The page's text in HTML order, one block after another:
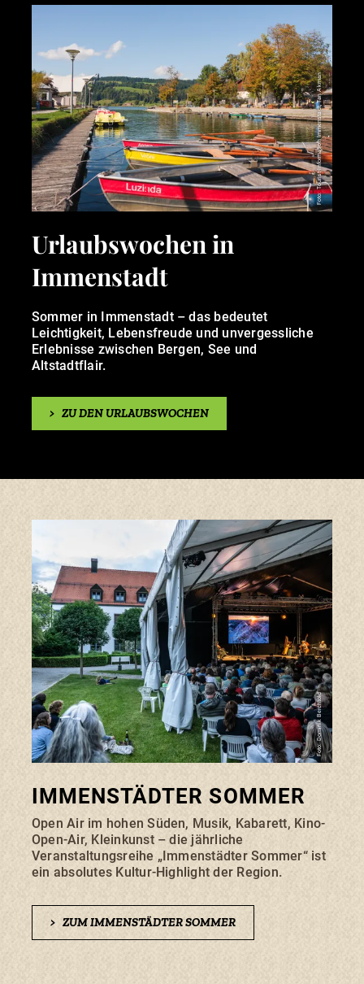
Foto: Tourist-Information Immenstadt, Tan Akman
Urlaubswochen in
Immenstadt
Sommer in Immenstadt – das bedeutet
Leichtigkeit, Lebensfreude und unvergessliche
Erlebnisse zwischen Bergen, See und
Altstadtflair.
> ZU DEN URLAUBSWOCHEN
Foto: Dominik Berchtold
IMMENSTÄDTER SOMMER
Open Air im hohen Süden, Musik, Kabarett, Kino-
Open-Air, Kleinkunst – die jährliche
Veranstaltungsreihe „Immenstädter Sommer“ ist
ein absolutes Kultur-Highlight der Region.
> ZUM IMMENSTÄDTER SOMMER